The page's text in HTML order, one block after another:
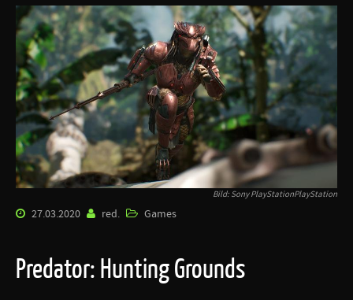
Bild: Sony PlayStationPlayStation
27.03.2020 red. Games
Predator: Hunting Grounds